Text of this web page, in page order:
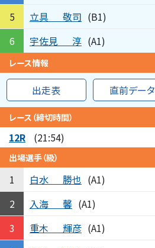
5
立具 敬司 (B1)
6
宇佐見 淳 (A1)
レース情報
出走表 直前データ
レース（締切時間）
12R (21:54)
出場選手（級）
1 白水 勝也 (A1)
2
入海 馨 (A1)
3
重木 輝彦 (A1)